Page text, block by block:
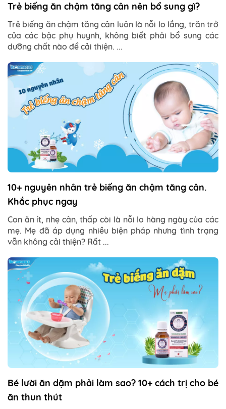
Trẻ biếng ăn chậm tăng cân nên bổ sung gì?
Trẻ biếng ăn chậm tăng cân luôn là nỗi lo lắng, trăn trở
của các bậc phụ huynh, không biết phải bổ sung các
dưỡng chất nào để cải thiện. ...
10+ nguyên nhân trẻ biếng ăn chậm tăng cân.
Khắc phục ngay
Con ăn ít, nhẹ cân, thấp còi là nỗi lo hàng ngày của các
mẹ. Mẹ đã áp dụng nhiều biện pháp nhưng tình trạng
vẫn không cải thiện? Rất ...
Bé lười ăn dặm phải làm sao? 10+ cách trị cho bé
ăn thun thút